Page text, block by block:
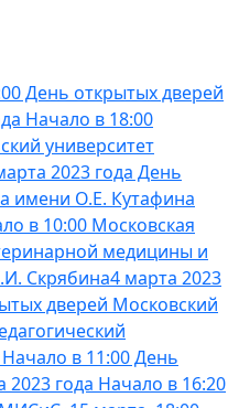
День открытых дверей
Начало в 18:00
университет
2023 года День
имени О.Е. Кутафина
в 10:00 Московская
медицины и
Скрябина4 марта 2023
дверей Московский
в 11:00 День
2023 года Начало в 16:20